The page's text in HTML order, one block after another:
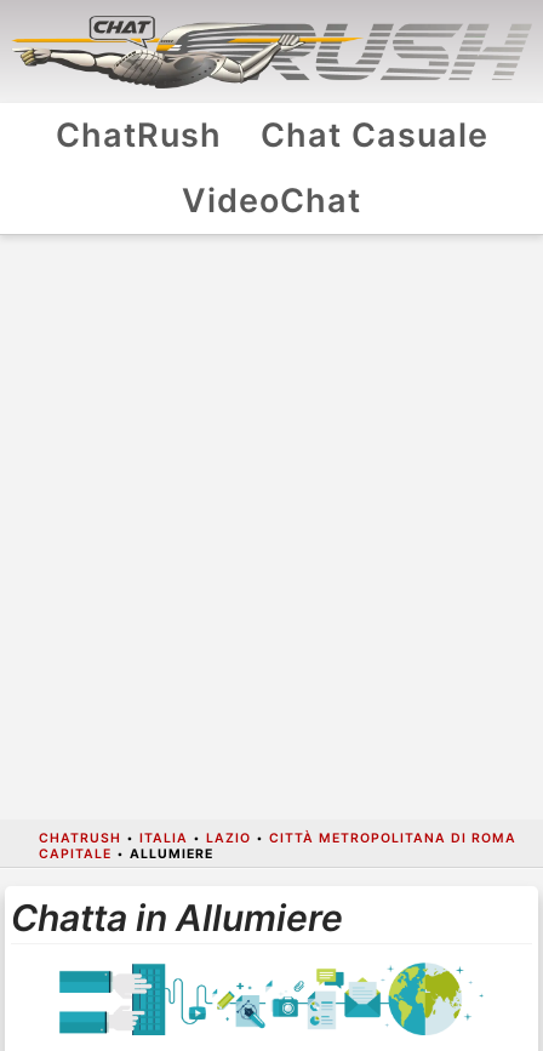
ChatRush
Chat Casuale
VideoChat
CHATRUSH • ITALIA • LAZIO • CITTÀ METROPOLITANA DI ROMA
CAPITALE • ALLUMIERE
Chatta in Allumiere